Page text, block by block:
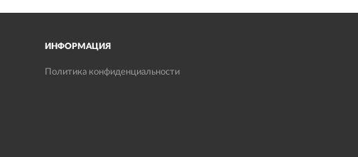
ИНФОРМАЦИЯ
Политика конфиденциальности